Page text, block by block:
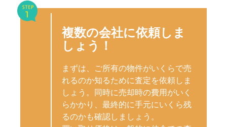
複数の会社に依頼しま
しょう！
まずは、ご所有の物件がいくらで売
れるのか知るために査定を依頼しま
しょう。同時に売却時の費用がいく
らかかり、最終的に手元にいくら残
るのかも確認しましょう。